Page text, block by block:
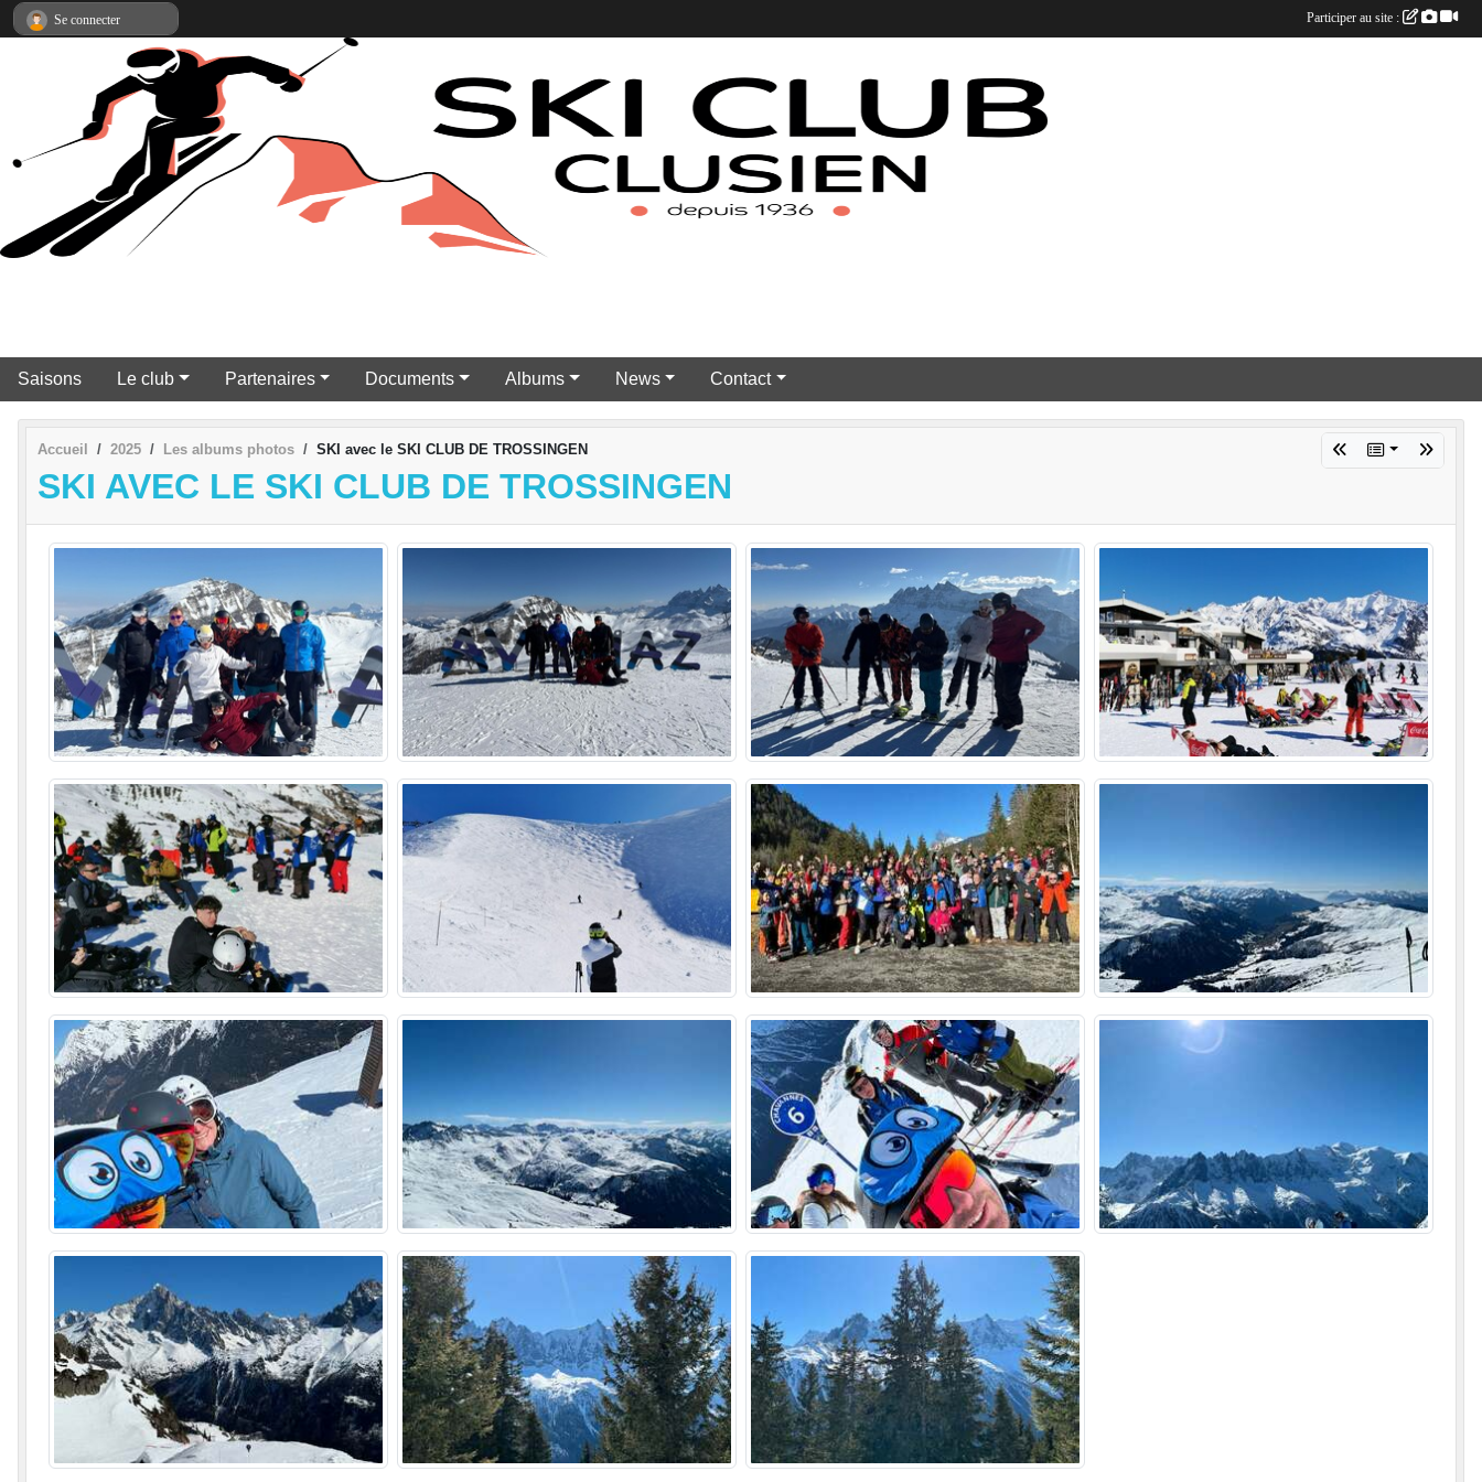
Saisons Le club Partenaires Documents Albums News Contact
Accueil 2025 Les albums photos SKI avec le SKI CLUB DE TROSSINGEN
SKI AVEC LE SKI CLUB DE TROSSINGEN
Se connecter Participer au site :
Panneau de gestion des cookies